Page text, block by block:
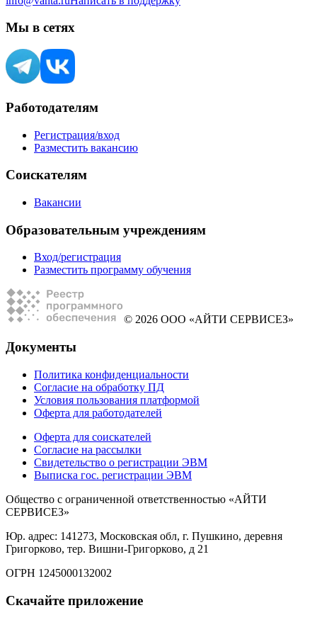
Мы в сетях
Работодателям
Регистрация/вход
Разместить вакансию
Соискателям
Вакансии
Образовательным учреждениям
Вход/регистрация
Разместить программу обучения
© 2026 ООО «АЙТИ СЕРВИСЕЗ»
Документы
Политика конфиденциальности
Согласие на обработку ПД
Условия пользования платформой
Оферта для работодателей
Оферта для соискателей
Согласие на рассылки
Свидетельство о регистрации ЭВМ
Выписка гос. регистрации ЭВМ
Общество с ограниченной ответственностью «АЙТИ
СЕРВИСЕЗ»
Юр. адрес: 141273, Московская обл, г. Пушкино, деревня
Григорково, тер. Вишни-Григорково, д 21
ОГРН 1245000132002
Скачайте приложение